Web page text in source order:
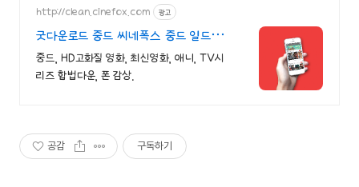
http://clean.cinefox.com 광고
굿다운로드 중드 씨네폭스 중드 일드
30%할인
중드, HD고화질 영화, 최신영화, 애니, TV시
리즈 합법다운, 폰 감상.
공감 구독하기